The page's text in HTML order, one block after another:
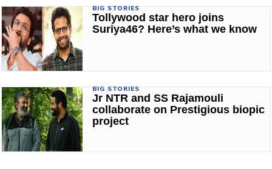
BIG STORIES
Tollywood star hero joins
Suriya46? Here’s what we know
BIG STORIES
Jr NTR and SS Rajamouli
collaborate on Prestigious biopic
project